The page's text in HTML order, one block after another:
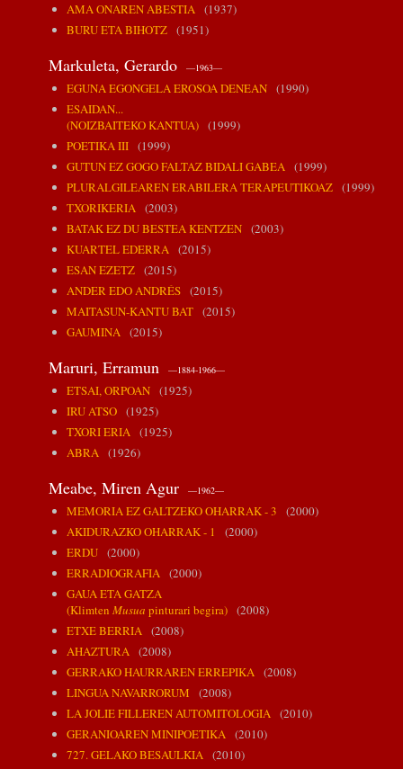
AMA ONAREN ABESTIA(1937)
BURU ETA BIHOTZ(1951)
Markuleta, Gerardo —1963—
EGUNA EGONGELA EROSOA DENEAN(1990)
ESAIDAN...
(NOIZBAITEKO KANTUA)(1999)
POETIKA III(1999)
GUTUN EZ GOGO FALTAZ BIDALI GABEA(1999)
PLURALGILEAREN ERABILERA TERAPEUTIKOAZ(1999)
TXORIKERIA(2003)
BATAK EZ DU BESTEA KENTZEN(2003)
KUARTEL EDERRA(2015)
ESAN EZETZ(2015)
ANDER EDO ANDRÉS(2015)
MAITASUN-KANTU BAT(2015)
GAUMINA(2015)
Maruri, Erramun —1884-1966—
ETSAI, ORPOAN(1925)
IRU ATSO(1925)
TXORI ERIA(1925)
ABRA(1926)
Meabe, Miren Agur —1962—
MEMORIA EZ GALTZEKO OHARRAK - 3 (2000)
AKIDURAZKO OHARRAK - 1 (2000)
ERDU(2000)
ERRADIOGRAFIA(2000)
GAUA ETA GATZA
(Klimten Musua pinturari begira)(2008)
ETXE BERRIA(2008)
AHAZTURA(2008)
GERRAKO HAURRAREN ERREPIKA(2008)
LINGUA NAVARRORUM (2008)
LA JOLIE FILLEREN AUTOMITOLOGIA(2010)
GERANIOAREN MINIPOETIKA(2010)
727. GELAKO BESAULKIA(2010)